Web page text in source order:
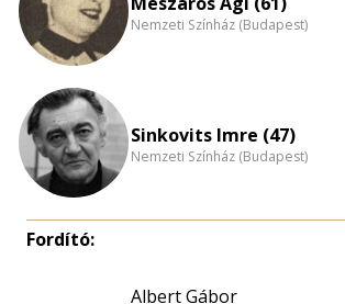
Nemzeti Színház (Budapest)
Sinkovits Imre (47)
Nemzeti Színház (Budapest)
Fordító:
Albert Gábor